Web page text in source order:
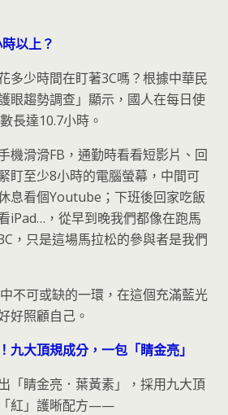
以上？
多少時間在盯著3C嗎？根據中華民
眼趨勢調查」顯示，國人在每日使
長達10.7小時。
機滑滑FB，通勤時看看短影片、回
盯至少8小時的電腦螢幕，中間可
息看個Youtube；下班後回家吃飯
iPad…，從早到晚我們都像在跑馬
，只是這場馬拉松的參與者是我們
不可或缺的一環，在這個充滿藍光
好照顧自己。
九大頂規成分，一包「睛金亮」
「睛金亮．葉黃素」，採用九大頂
紅」護晰配方——